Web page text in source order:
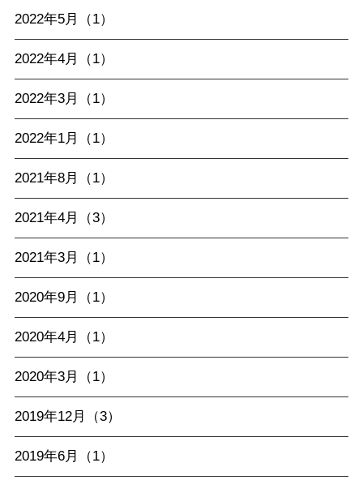
2022年5月（1）
2022年4月（1）
2022年3月（1）
2022年1月（1）
2021年8月（1）
2021年4月（3）
2021年3月（1）
2020年9月（1）
2020年4月（1）
2020年3月（1）
2019年12月（3）
2019年6月（1）